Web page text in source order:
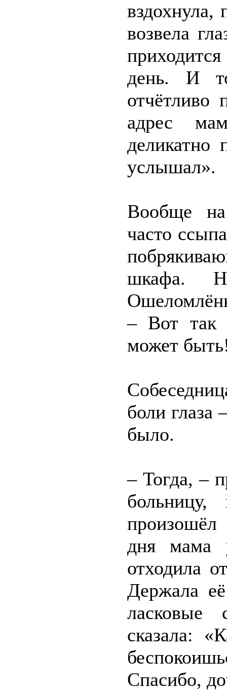
вздохнула,
возвела
день. И
отчётливо
адрес
деликатно
услышал».
Вообще
часто
шкафа.
– Вот так
может
боли глаза
было.
– Тогда, –
дня мама
отходила
Держала
ласковые
сказала:
Спасибо,